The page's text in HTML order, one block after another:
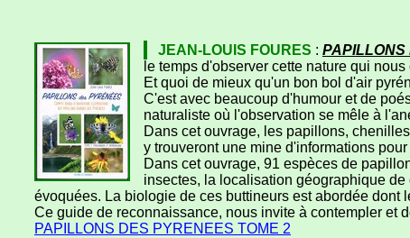
JEAN-LOUIS FOURES : PAPILLONS
le temps d'observer cette nature qui nous
Et quoi de mieux qu'un bon bol d'air
C'est avec beaucoup d'humour et de
naturaliste où l'observation se mêle à
Dans cet ouvrage, les papillons,
y trouveront une mine d'informations
Dans cet ouvrage, 91 espèces de
insectes, la localisation géographique
évoquées. La biologie de ces buttineurs est abordée dont
Ce guide de reconnaissance, nous invite à contempler et
PAPILLONS DES PYRENEES TOME 2